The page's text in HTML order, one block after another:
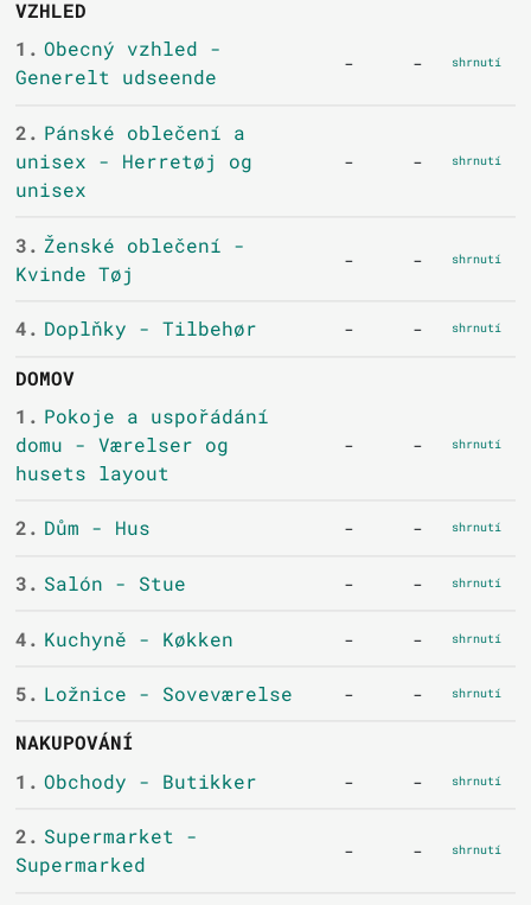
VZHLED
1. Obecný vzhled -
Generelt udseende
- - shrnutí
2. Pánské oblečení a
unisex - Herretøj og
unisex
- - shrnutí
3. Ženské oblečení -
Kvinde Tøj
- - shrnutí
4. Doplňky - Tilbehør - - shrnutí
DOMOV
1. Pokoje a uspořádání
domu - Værelser og
husets layout
- - shrnutí
2. Dům - Hus - - shrnutí
3. Salón - Stue - - shrnutí
4. Kuchyně - Køkken - - shrnutí
5. Ložnice - Soveværelse - - shrnutí
NAKUPOVÁNÍ
1. Obchody - Butikker - - shrnutí
2. Supermarket -
Supermarked
- - shrnutí